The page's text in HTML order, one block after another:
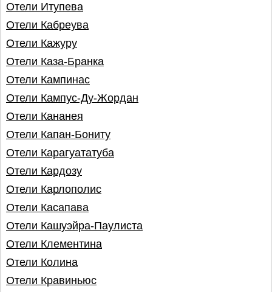
Отели Итупева
Отели Кабреува
Отели Кажуру
Отели Каза-Бранка
Отели Кампинас
Отели Кампус-Ду-Жордан
Отели Кананея
Отели Капан-Бониту
Отели Карагуататуба
Отели Кардозу
Отели Карлополис
Отели Касапава
Отели Кашуэйра-Паулиста
Отели Клементина
Отели Колина
Отели Кравиньюс